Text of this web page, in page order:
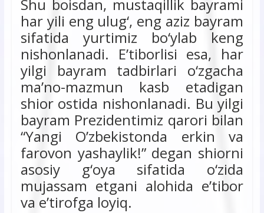
Shu boisdan, mustaqillik bayrami
har yili eng ulug‘, eng aziz bayram
sifatida yurtimiz bo‘ylab keng
nishonlanadi. E’tiborlisi esa, har
yilgi bayram tadbirlari o‘zgacha
ma’no-mazmun kasb etadigan
shior ostida nishonlanadi. Bu yilgi
bayram Prezidentimiz qarori bilan
“Yangi O’zbekistonda erkin va
farovon yashaylik!” degan shiorni
asosiy g‘oya sifatida o‘zida
mujassam etgani alohida e’tibor
va e’tirofga loyiq.